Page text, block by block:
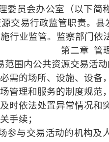
委员会办公室（以下简
交易行政监管职责。
行业监管。监察部门依
第二章 管
范围内公共资源交易活
需的场所、设施、设备
管理和服务的制度规范
时依法处置异常情况和
手续；
参与交易活动的机构